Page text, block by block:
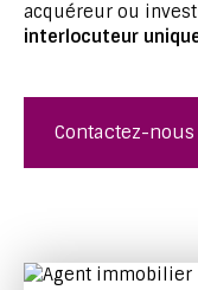
acquéreur ou
interlocuteur
Contactez-nous